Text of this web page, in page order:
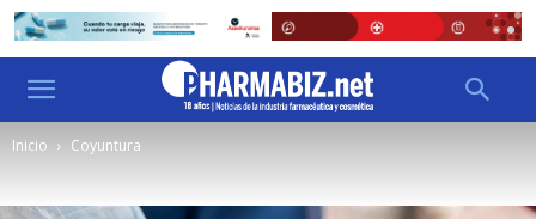
Inicio Coyuntura